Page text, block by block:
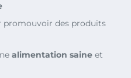
promouvoir des produits
alimentation saine et